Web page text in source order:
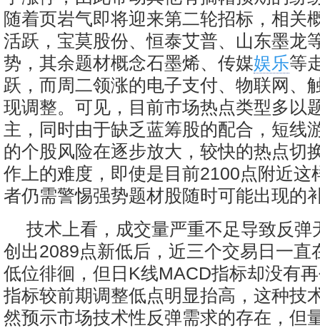
随着页岩气即将迎来第二轮招标，相关
活跃，宝莫股份、恒泰艾普、山东墨龙
势，其余题材概念石墨烯、传媒娱乐等
跃，而周二领涨的电子支付、物联网、
现调整。可见，目前市场热点类型多以
主，同时由于缺乏蓝筹股的配合，短线
的个股风险在逐步放大，较快的热点切
作上的难度，即使是目前2100点附近这
者仍需警惕强势题材股随时可能出现的
技术上看，成交量严重不足导致反弹
创出2089点新低后，近三个交易日一直
低位徘徊，但日K线MACD指标却没有
指标较前期调整低点明显抬高，这种技
然预示市场技术性反弹需求的存在，但